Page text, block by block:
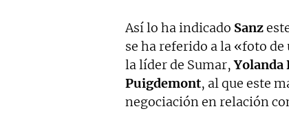
Así lo ha indicado Sanz
se ha referido a la «foto
la líder de Sumar,Yolanda
Puigdemont, al que este
negociación en relación